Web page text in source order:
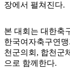
장에서 펼쳐진다.
본 대회는 대한축
한국여자축구연
천군의회, 합천군
으로 함께한다.